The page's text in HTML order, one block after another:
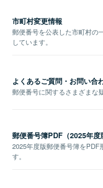
市町村変更情報
郵便番号を公表した市町村の
しています。
よくあるご質問・お問い合
郵便番号に関するさまざまな
郵便番号簿PDF（2025年度
2025年度版郵便番号簿をPDF
す。